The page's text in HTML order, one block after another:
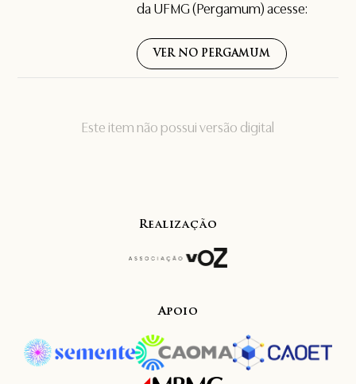
Este item não possui versão digital
da UFMG (Pergamum) acesse:
VER NO PERGAMUM
Realização
Apoio